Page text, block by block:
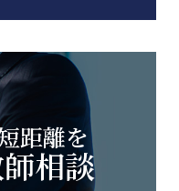
距離を
相談